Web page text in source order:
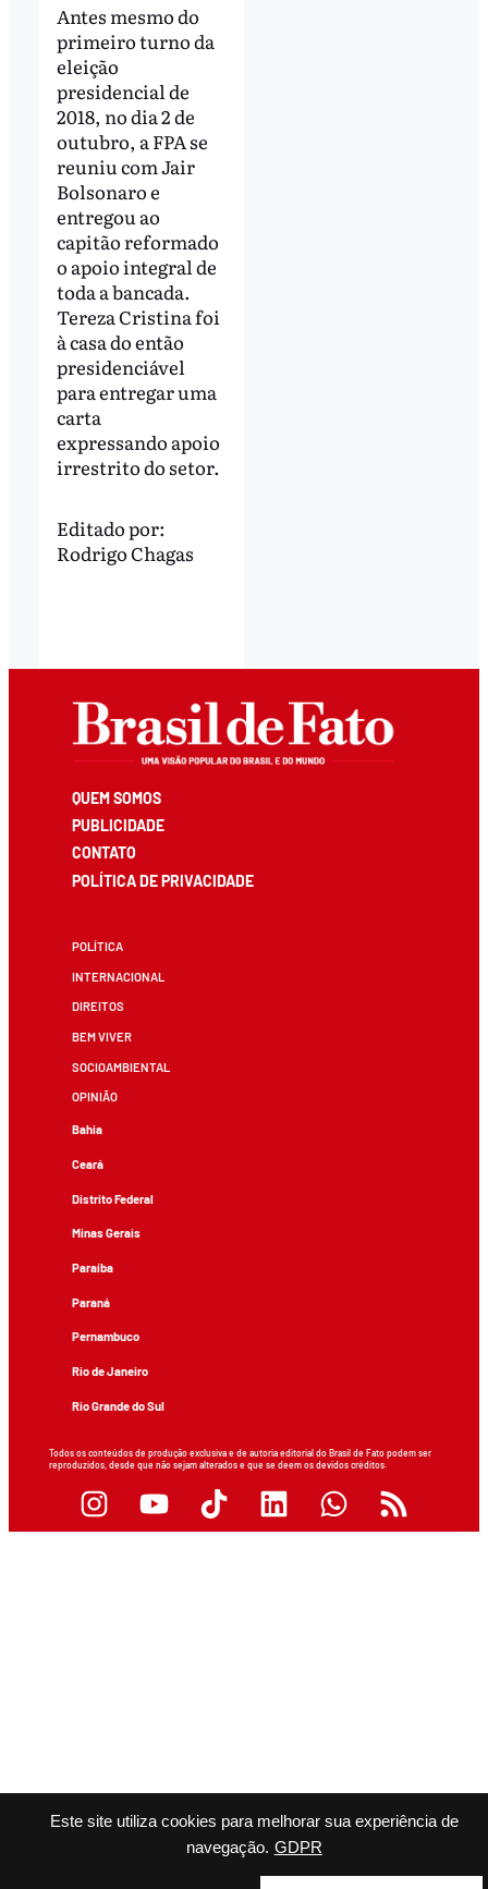
Este site utiliza cookies para melhorar sua experiência de
navegação. GDPR
Antes mesmo do
primeiro turno da
eleição
presidencial de
2018, no dia 2 de
outubro, a FPA se
reuniu com Jair
Bolsonaro e
entregou ao
capitão reformado
o apoio integral de
toda a bancada.
Tereza Cristina foi
à casa do então
presidenciável
para entregar uma
carta
expressando apoio
irrestrito do setor.
Editado por:
Rodrigo Chagas
QUEM SOMOS
PUBLICIDADE
CONTATO
POLÍTICA DE PRIVACIDADE
POLÍTICA
INTERNACIONAL
DIREITOS
BEM VIVER
SOCIOAMBIENTAL
OPINIÃO
Bahia
Ceará
Distrito Federal
Minas Gerais
Paraíba
Paraná
Pernambuco
Rio de Janeiro
Rio Grande do Sul
Todos os conteúdos de produção exclusiva e de autoria editorial do Brasil de Fato podem ser
reproduzidos, desde que não sejam alterados e que se deem os devidos créditos.